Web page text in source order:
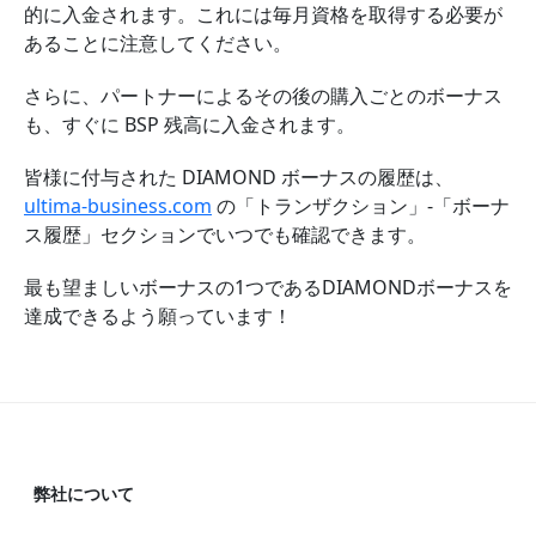
的に入金されます。これには毎月資格を取得する必要が
あることに注意してください。
さらに、パートナーによるその後の購入ごとのボーナス
も、すぐに BSP 残高に入金されます。
皆様に付与された DIAMOND ボーナスの履歴は、
ultima-business.com の「トランザクション」-「ボーナ
ス履歴」セクションでいつでも確認できます。
最も望ましいボーナスの1つであるDIAMONDボーナスを
達成できるよう願っています！
弊社について